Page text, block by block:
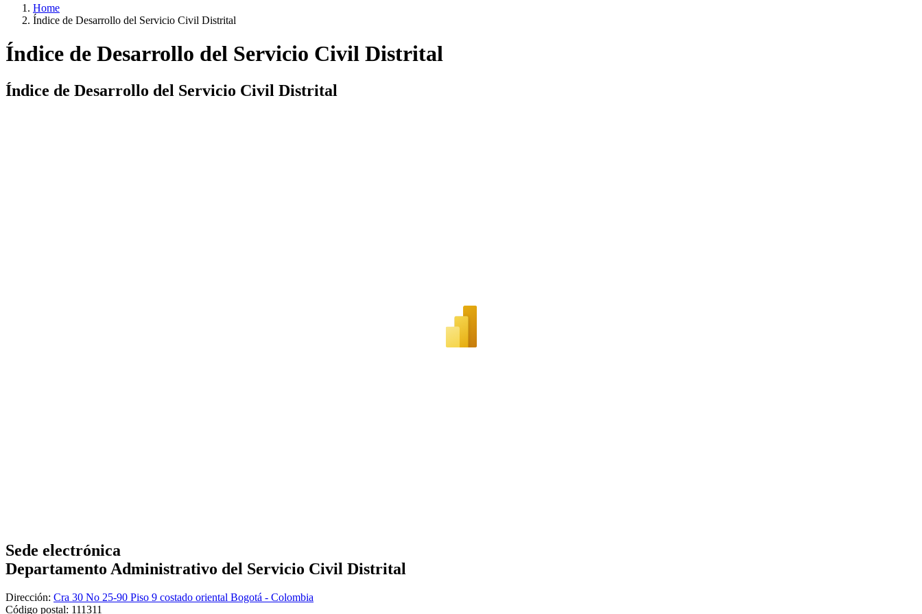
Home
Índice de Desarrollo del Servicio Civil Distrital
Índice de Desarrollo del Servicio Civil Distrital
Índice de Desarrollo del Servicio Civil Distrital
Sede electrónica
Departamento Administrativo del Servicio Civil Distrital
Dirección: Cra 30 No 25-90 Piso 9 costado oriental Bogotá - Colombia
Código postal: 111311